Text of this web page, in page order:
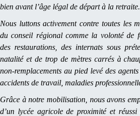
bien avant l’âge légal de départ à la retraite.
Nous luttons activement contre toutes les
du conseil régional comme la volonté de
des restaurations, des internats sous
natalité et de trop de mètres carrés à
non-remplacements au pied levé des
accidents de travail, maladies
Grâce à notre mobilisation, nous avons
d’un lycée agricole de proximité et